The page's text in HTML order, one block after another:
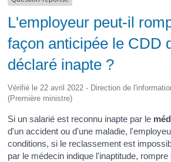
L'employeur peut-il
façon anticipée le CDD
déclaré inapte ?
Vérifié le 22 avril 2022 - Direction de
(Première ministre)
Si un salarié est reconnu inapte par le
d'un accident ou d'une maladie,
conditions, si le reclassement est
par le médecin indique l'inaptitude,